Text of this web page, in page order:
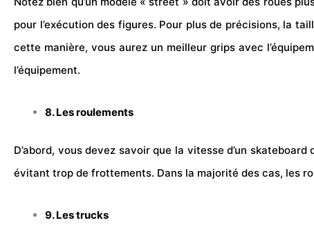
pour l’exécution des figures. Pour plus de précisions, la
cette manière, vous aurez un meilleur grips avec
l’équipement.
8. Les roulements
D’abord, vous devez savoir que la vitesse d’un
évitant trop de frottements. Dans la majorité des cas, les
9. Les trucks